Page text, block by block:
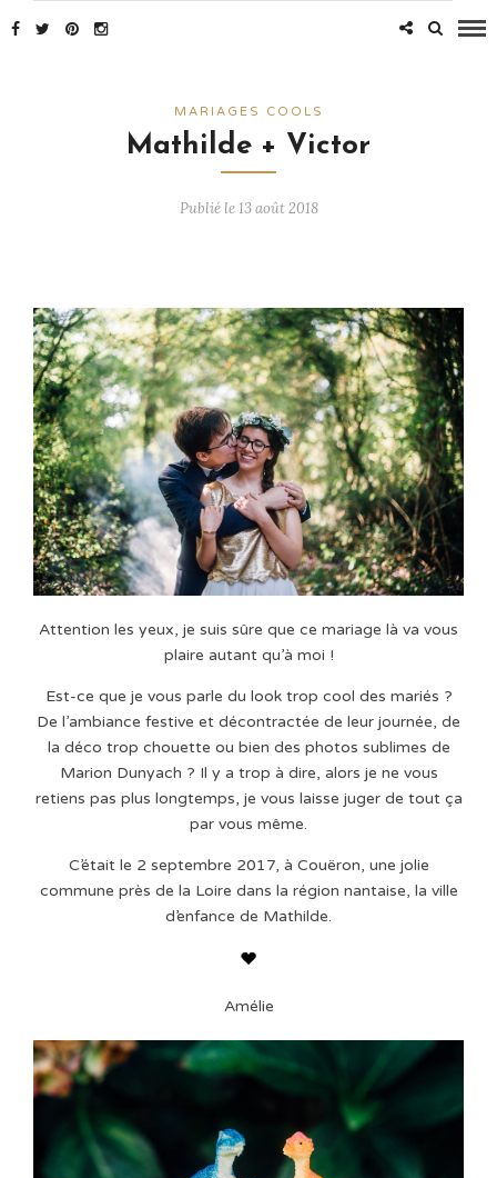
MARIAGES COOLS
Mathilde + Victor
Publié le 13 août 2018
Attention les yeux, je suis sûre que ce mariage là va vous
plaire autant qu’à moi !
Est-ce que je vous parle du look trop cool des mariés ?
De l’ambiance festive et décontractée de leur journée, de
la déco trop chouette ou bien des photos sublimes de
Marion Dunyach ? Il y a trop à dire, alors je ne vous
retiens pas plus longtemps, je vous laisse juger de tout ça
par vous même.
C’était le 2 septembre 2017, à Couëron, une jolie
commune près de la Loire dans la région nantaise, la ville
d’enfance de Mathilde.
Amélie